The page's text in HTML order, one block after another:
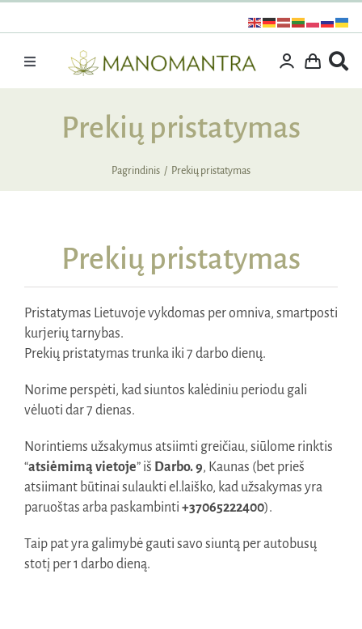
turinį
Toggle
Išpardavimas
Kosmetika
Supermaistas
Kita produkcija
Apie mus
Naudinga žinoti
Prekių pristatymas
Pagrindinis Prekių pristatymas
Prekių pristatymas
Pristatymas Lietuvoje vykdomas per omniva, smartposti
kurjerių tarnybas.
Prekių pristatymas trunka iki 7 darbo dienų.
Norime perspėti, kad siuntos kalėdiniu periodu gali
vėluoti dar 7 dienas.
Norintiems užsakymus atsiimti greičiau, siūlome rinktis
“atsiėmimą vietoje” iš Darbo. 9, Kaunas (bet prieš
atsiimant būtinai sulaukti el.laiško, kad užsakymas yra
paruoštas arba paskambinti +37065222400).
Taip pat yra galimybė gauti savo siuntą per autobusų
stotį per 1 darbo dieną.